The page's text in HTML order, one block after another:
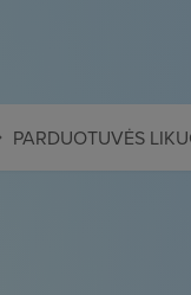
PARDUOTUVĖS